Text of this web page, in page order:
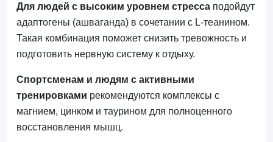
Для людей с высоким уровнем стрессаподойдут
адаптогены (ашваганда) в сочетании с L-теанином.
Такая комбинация поможет снизить тревожность и
подготовить нервную систему к отдыху.
Спортсменам и людям с активными
тренировками рекомендуются комплексы с
магнием, цинком и таурином для полноценного
восстановления мышц.